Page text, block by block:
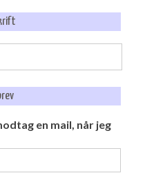
en mail, når jeg